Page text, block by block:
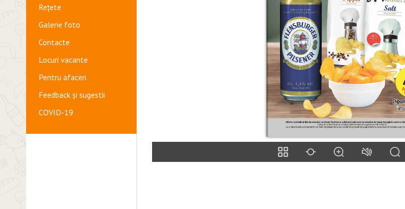
Rețete
Galerie foto
Contacte
Locuri vacante
Pentru afaceri
Feedback și sugestii
COVID-19